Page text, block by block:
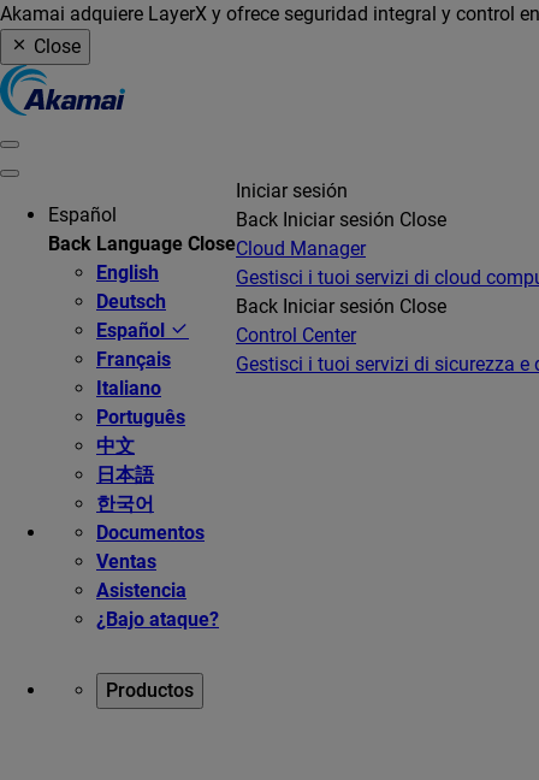
Akamai adquiere LayerX y ofrece seguridad integral y control
Close
Español
Back Language Close
English
Deutsch
Español
Français
Italiano
Português
中文
日本語
한국어
Documentos
Ventas
Asistencia
¿Bajo ataque?
Iniciar sesión
Back Iniciar sesión Close
Cloud Manager
Gestisci i tuoi servizi di cloud
Back Iniciar sesión Close
Control Center
Gestisci i tuoi servizi di sicurezza e
Productos